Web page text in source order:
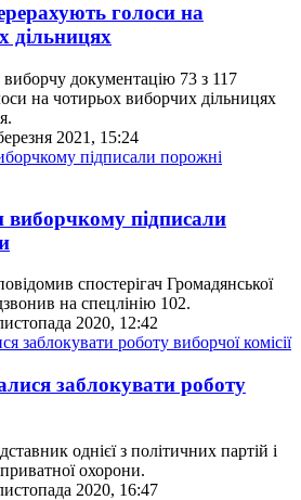
голоси на
дільницях
документацію 73 з 117
на чотирьох виборчих дільницях
2021, 15:24
виборчкому підписали
спостерігач Громадянської
на спецлінію 102.
2020, 12:42
заблокувати роботу
однієї з політичних партій і
охорони.
2020, 16:47